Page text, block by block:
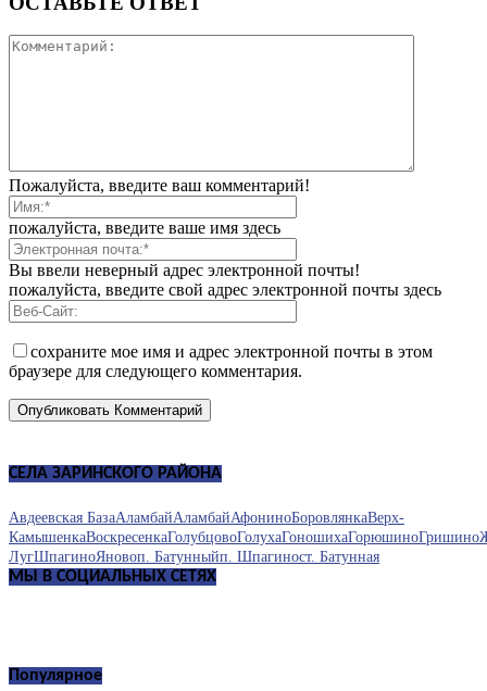
Пожалуйста, введите ваш комментарий!
пожалуйста, введите ваше имя здесь
Вы ввели неверный адрес электронной почты!
пожалуйста, введите свой адрес электронной почты здесь
сохраните мое имя и адрес электронной почты в этом
браузере для следующего комментария.
СЕЛА ЗАРИНСКОГО РАЙОНА
Авдеевская БазаАламбайАламбайАфониноБоровлянкаВерх-
КамышенкаВоскресенкаГолубцовоГолухаГоношихаГорюшиноГришино
ЛугШпагиноЯновоп. Батунныйп. Шпагиност. Батунная
МЫ В СОЦИАЛЬНЫХ СЕТЯХ
Популярное